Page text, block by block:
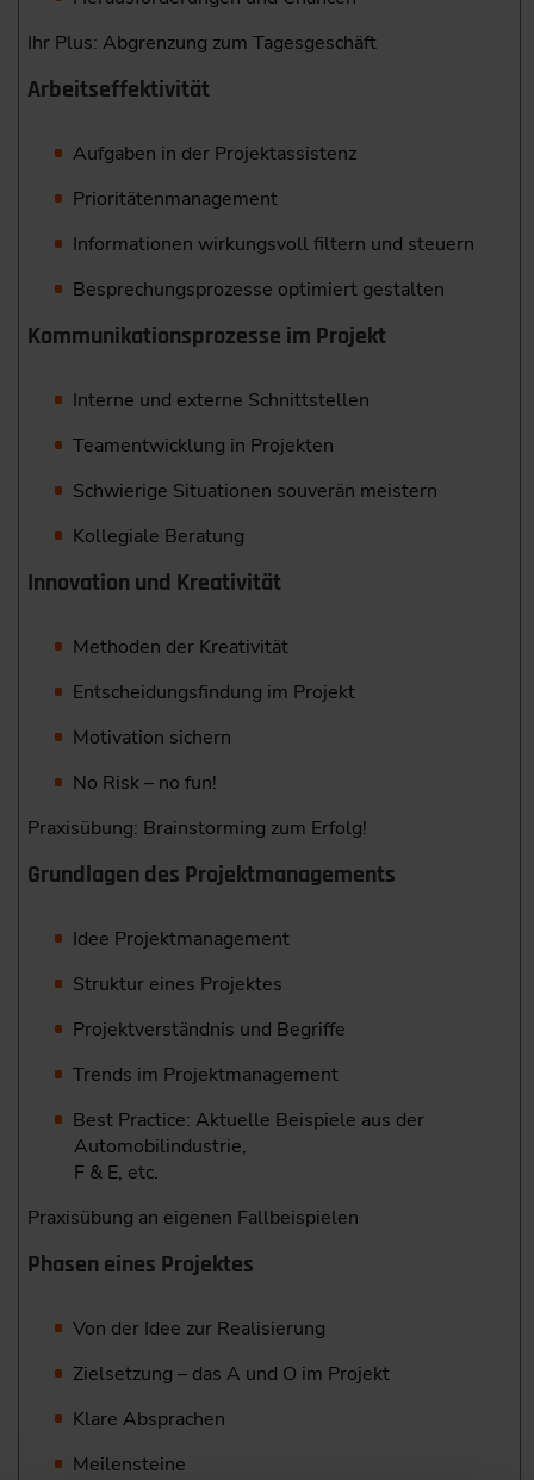
Ihr Plus: Abgrenzung zum Tagesgeschäft
Arbeitseffektivität
Aufgaben in der Projektassistenz
Prioritätenmanagement
Informationen wirkungsvoll filtern und steuern
Besprechungsprozesse optimiert gestalten
Kommunikationsprozesse im Projekt
Interne und externe Schnittstellen
Teamentwicklung in Projekten
Schwierige Situationen souverän meistern
Kollegiale Beratung
Innovation und Kreativität
Methoden der Kreativität
Entscheidungsfindung im Projekt
Motivation sichern
No Risk – no fun!
Praxisübung: Brainstorming zum Erfolg!
Grundlagen des Projektmanagements
Idee Projektmanagement
Struktur eines Projektes
Projektverständnis und Begriffe
Trends im Projektmanagement
Best Practice: Aktuelle Beispiele aus der
Automobilindustrie,
F & E, etc.
Praxisübung an eigenen Fallbeispielen
Phasen eines Projektes
Von der Idee zur Realisierung
Zielsetzung – das A und O im Projekt
Klare Absprachen
Meilensteine